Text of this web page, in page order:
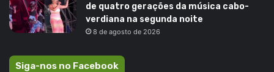
de quatro gerações da música cabo-
verdiana na segunda noite
8 de agosto de 2026
Siga-nos no Facebook